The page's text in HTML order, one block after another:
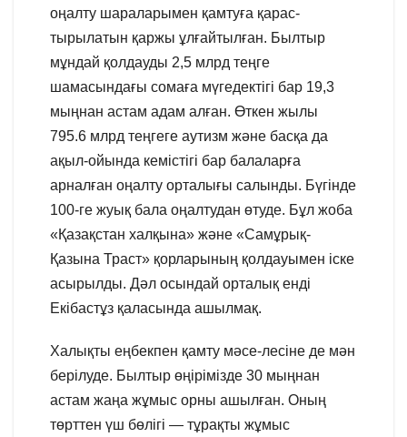
оңалту шараларымен қамтуға қарас-
тырылатын қаржы ұлғайтылған. Былтыр
мұндай қолдауды 2,5 млрд теңге
шамасындағы сомаға мүгедектігі бар 19,3
мыңнан астам адам алған. Өткен жылы
795.6 млрд теңгеге аутизм және басқа да
ақыл-ойында кемістігі бар балаларға
арналған оңалту орталығы салынды. Бүгінде
100-ге жуық бала оңалтудан өтуде. Бұл жоба
«Қазақстан халқына» және «Самұрық-
Қазына Траст» қорларының қолдауымен іске
асырылды. Дәл осындай орталық енді
Екібастұз қаласында ашылмақ.
Халықты еңбекпен қамту мәсе-лесіне де мән
берілуде. Былтыр өңірімізде 30 мыңнан
астам жаңа жұмыс орны ашылған. Оның
төрттен үш бөлігі — тұрақты жұмыс